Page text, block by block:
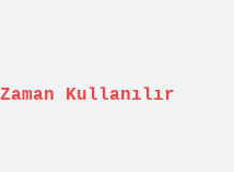
Kullanılır